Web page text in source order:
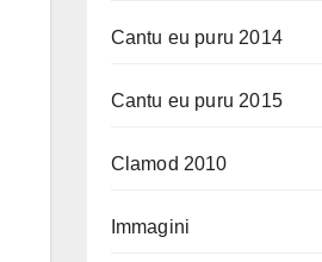
Cantu eu puru 2014
Cantu eu puru 2015
Clamod 2010
Immagini